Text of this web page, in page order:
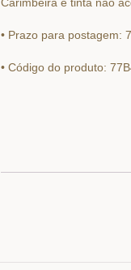
• Prazo para postagem:
• Código do produto: